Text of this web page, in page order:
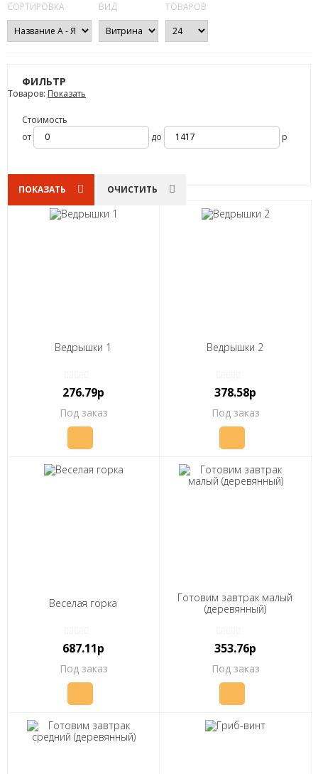
СОРТИРОВКА ВИД ТОВАРОВ
ФИЛЬТР
Товаров: Показать
Стоимость
от
до р
ПОКАЗАТЬ ОЧИСТИТЬ
Ведрышки 1
276.79р
Под заказ
Ведрышки 2
378.58р
Под заказ
Веселая горка
687.11р
Под заказ
Готовим завтрак малый
(деревянный)
353.76р
Под заказ